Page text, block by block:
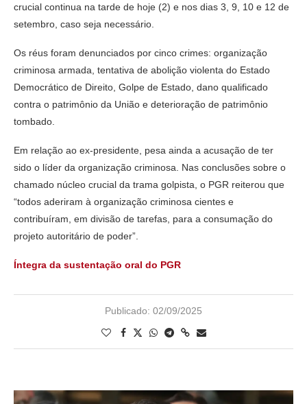
crucial continua na tarde de hoje (2) e nos dias 3, 9, 10 e 12 de
setembro, caso seja necessário.
Os réus foram denunciados por cinco crimes: organização
criminosa armada, tentativa de abolição violenta do Estado
Democrático de Direito, Golpe de Estado, dano qualificado
contra o patrimônio da União e deterioração de patrimônio
tombado.
Em relação ao ex-presidente, pesa ainda a acusação de ter
sido o líder da organização criminosa. Nas conclusões sobre o
chamado núcleo crucial da trama golpista, o PGR reiterou que
“todos aderiram à organização criminosa cientes e
contribuíram, em divisão de tarefas, para a consumação do
projeto autoritário de poder”.
Íntegra da sustentação oral do PGR
Publicado: 02/09/2025